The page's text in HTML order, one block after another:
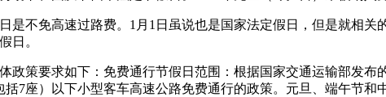
是不免高速过路费。1月1日虽说也是国家法定假日，但是就相
日。
政策要求如下：免费通行节假日范围：根据国家交通运输部发
7座）以下小型客车高速公路免费通行的政策。元旦、端午节和